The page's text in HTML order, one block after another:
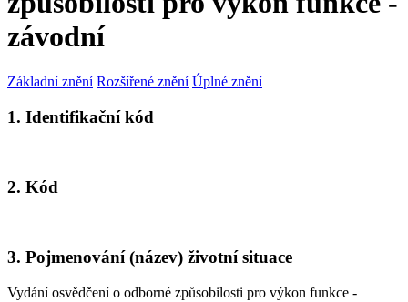
závodní
Základní znění Rozšířené znění Úplné znění
1. Identifikační kód
2. Kód
3. Pojmenování (název) životní situace
Vydání osvědčení o odborné způsobilosti pro výkon funkce -